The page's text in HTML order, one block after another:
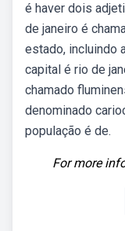
é haver dois
de janeiro é
estado, incluindo
capital é rio de
chamado
denominado
população é de.
For more